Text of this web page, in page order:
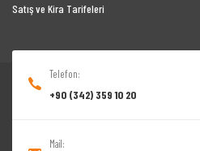
Satış ve Kira Tarifeleri
Telefon:
+90 (342) 359 10 20
Mail: